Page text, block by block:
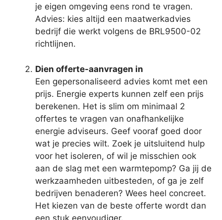
je eigen omgeving eens rond te vragen.
Advies: kies altijd een maatwerkadvies
bedrijf die werkt volgens de BRL9500-02
richtlijnen.
Dien offerte-aanvragen in
Een gepersonaliseerd advies komt met een
prijs. Energie experts kunnen zelf een prijs
berekenen. Het is slim om minimaal 2
offertes te vragen van onafhankelijke
energie adviseurs. Geef vooraf goed door
wat je precies wilt. Zoek je uitsluitend hulp
voor het isoleren, of wil je misschien ook
aan de slag met een warmtepomp? Ga jij de
werkzaamheden uitbesteden, of ga je zelf
bedrijven benaderen? Wees heel concreet.
Het kiezen van de beste offerte wordt dan
een stuk eenvoudiger.